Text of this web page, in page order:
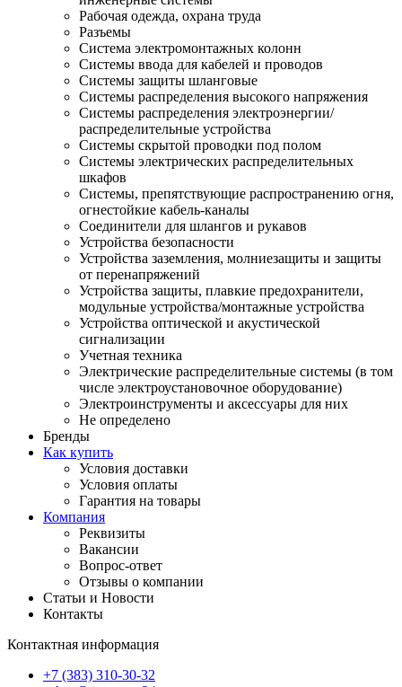
Рабочая одежда, охрана труда
Разъемы
Система электромонтажных колонн
Системы ввода для кабелей и проводов
Системы защиты шланговые
Системы распределения высокого напряжения
Системы распределения электроэнергии/
распределительные устройства
Системы скрытой проводки под полом
Системы электрических распределительных
шкафов
Системы, препятствующие распространению огня,
огнестойкие кабель-каналы
Соединители для шлангов и рукавов
Устройства безопасности
Устройства заземления, молниезащиты и защиты
от перенапряжений
Устройства защиты, плавкие предохранители,
модульные устройства/монтажные устройства
Устройства оптической и акустической
сигнализации
Учетная техника
Электрические распределительные системы (в том
числе электроустановочное оборудование)
Электроинструменты и аксессуары для них
Не определено
Бренды
Как купить
Условия доставки
Условия оплаты
Гарантия на товары
Компания
Реквизиты
Вакансии
Вопрос-ответ
Отзывы о компании
Статьи и Новости
Контакты
Контактная информация
+7 (383) 310-30-32